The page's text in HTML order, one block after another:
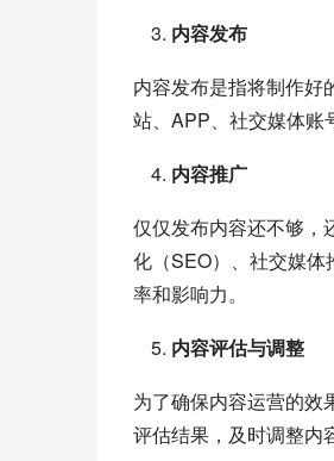
内容发布
内容发布是指将制作好
站、APP、社交媒体账
内容推广
仅仅发布内容还不够，
化（SEO）、社交媒
率和影响力。
内容评估与调整
为了确保内容运营的效
评估结果，及时调整内